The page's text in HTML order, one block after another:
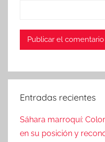
Entradas recientes
Sáhara marroquí:
en su posición y